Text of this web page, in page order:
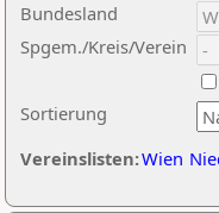
Sortierung
Bundesland
Spgem./Kreis/Verein
Vereinslisten:Wien